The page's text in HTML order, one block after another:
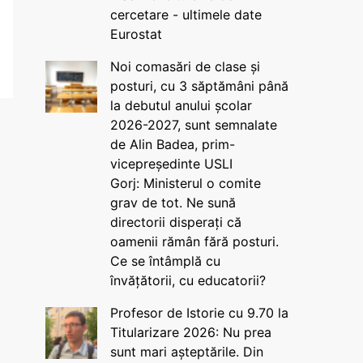
cercetare - ultimele date
Eurostat
Noi comasări de clase și
posturi, cu 3 săptămâni până
la debutul anului școlar
2026-2027, sunt semnalate
de Alin Badea, prim-
vicepreședinte USLI
Gorj: Ministerul o comite
grav de tot. Ne sună
directorii disperați că
oamenii rămân fără posturi.
Ce se întâmplă cu
învățătorii, cu educatorii?
Profesor de Istorie cu 9.70 la
Titularizare 2026: Nu prea
sunt mari așteptările. Din